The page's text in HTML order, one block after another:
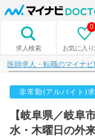
求人検索 お気に入り
0
医師求人・転職のマイナ
非常勤(アルバイト)
【岐阜県／岐
水・木曜日の外